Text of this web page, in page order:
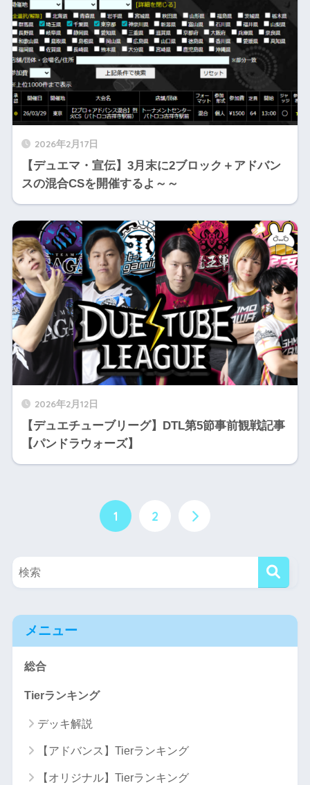
2026年2月17日
【デュエマ・宣伝】3月末に2ブロック＋アドバン
スの混合CSを開催するよ～～
2026年2月12日
【デュエチューブリーグ】DTL第5節事前観戦記事
【パンドラウォーズ】
1 2
メニュー
総合
Tierランキング
デッキ解説
【アドバンス】Tierランキング
【オリジナル】Tierランキング